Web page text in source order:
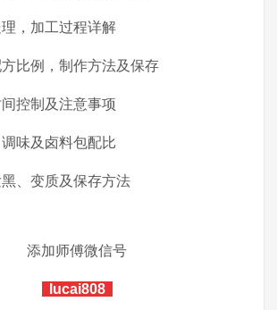
，加工过程详解
比例，制作方法及保存
控制及注意事项
味及卤料包配比
、变质及保存方法
添加师傅微信号
lucai808